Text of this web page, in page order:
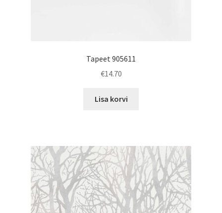
Tapeet 905611
€14.70
Lisa korvi